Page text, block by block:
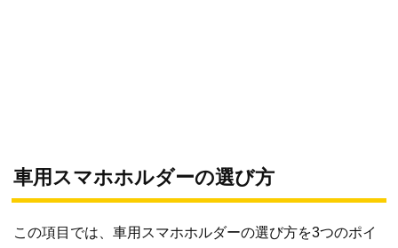
車用スマホホルダーの選び方
この項目では、車用スマホホルダーの選び方を3つのポイ